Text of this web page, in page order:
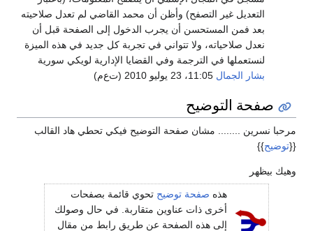
التعديل غير التصفح) وأظن أن محمد القاضي لم تعدل صلاحيته
بعد فمن المستحسن أن يجرب الدخول إلى الصفحة قبل أن
نعدل صلاحياته، ولا تتواني في تجربة كل جديد في هذه الميزة
لنستعملها في الترجمة وفي القضايا الإدارية لويكي سورية
بشار الجمال
صفحة التوضيح
مرحبا نسرين ........ مشان صفحة التوضيح فيكي تحطي هاد القالب
{{توضيح}}
وهيك بيظهر
هذه صفحة توضيح تحوي قائمة بصفحات
أخرى ذات عناوين متقاربة. في حال وصولك
إلى هذه الصفحة عن طريق رابط من مقال